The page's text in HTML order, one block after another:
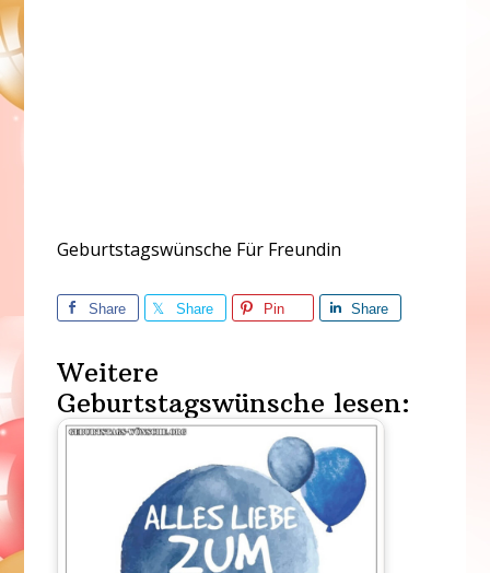
Geburtstagswünsche Für Freundin
Share Share Pin Share
Weitere
Geburtstagswünsche lesen: